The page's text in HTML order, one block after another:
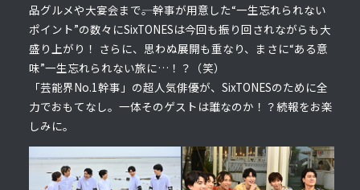
品グルメや大宴会まで――。幹事が用意した“一生忘れられない
ポイント”の数々にSixTONESは今回も振り回されながらも大
盛り上がり！ さらに、思わぬ展開も重なり、まさに“ある意
味”一生忘れられない旅に…！？（笑）
「芸能界No.1幹事」の超人気俳優が、SixTONESのために全
力でおもてなし。一体そのゲストは誰なのか！？続報をお楽
しみに。